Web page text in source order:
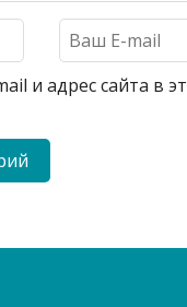
и адрес сайта в